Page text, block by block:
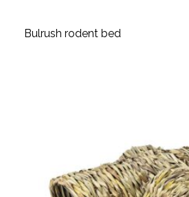
Bulrush rodent bed